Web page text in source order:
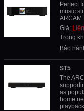
Perfect
music
ARCAM
Giá:
Trong
Bảo
ST5
The
as
home